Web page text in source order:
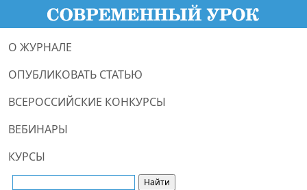
О ЖУРНАЛЕ
ОПУБЛИКОВАТЬ СТАТЬЮ
ВСЕРОССИЙСКИЕ КОНКУРСЫ
ВЕБИНАРЫ
КУРСЫ